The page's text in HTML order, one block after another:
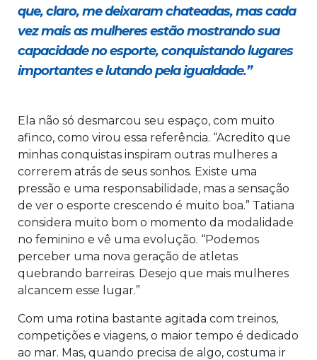
que, claro, me deixaram chateadas, mas cada
vez mais as mulheres estão mostrando sua
capacidade no esporte, conquistando lugares
importantes e lutando pela igualdade.”
Ela não só desmarcou seu espaço, com muito
afinco, como virou essa referência. “Acredito que
minhas conquistas inspiram outras mulheres a
correrem atrás de seus sonhos. Existe uma
pressão e uma responsabilidade, mas a sensação
de ver o esporte crescendo é muito boa.” Tatiana
considera muito bom o momento da modalidade
no feminino e vê uma evolução. “Podemos
perceber uma nova geração de atletas
quebrando barreiras. Desejo que mais mulheres
alcancem esse lugar.”
Com uma rotina bastante agitada com treinos,
competições e viagens, o maior tempo é dedicado
ao mar. Mas, quando precisa de algo, costuma ir